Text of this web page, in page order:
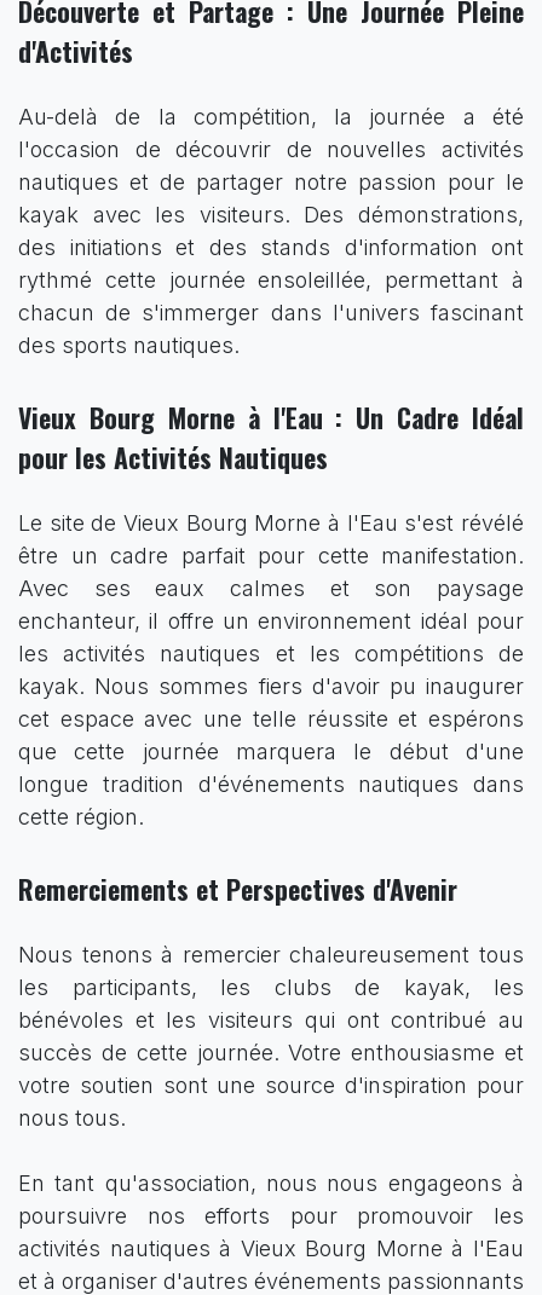
Découverte et Partage : Une Journée Pleine
d'Activités
Au-delà de la compétition, la journée a été
l'occasion de découvrir de nouvelles activités
nautiques et de partager notre passion pour le
kayak avec les visiteurs. Des démonstrations,
des initiations et des stands d'information ont
rythmé cette journée ensoleillée, permettant à
chacun de s'immerger dans l'univers fascinant
des sports nautiques.
Vieux Bourg Morne à l'Eau : Un Cadre Idéal
pour les Activités Nautiques
Le site de Vieux Bourg Morne à l'Eau s'est révélé
être un cadre parfait pour cette manifestation.
Avec ses eaux calmes et son paysage
enchanteur, il offre un environnement idéal pour
les activités nautiques et les compétitions de
kayak. Nous sommes fiers d'avoir pu inaugurer
cet espace avec une telle réussite et espérons
que cette journée marquera le début d'une
longue tradition d'événements nautiques dans
cette région.
Remerciements et Perspectives d'Avenir
Nous tenons à remercier chaleureusement tous
les participants, les clubs de kayak, les
bénévoles et les visiteurs qui ont contribué au
succès de cette journée. Votre enthousiasme et
votre soutien sont une source d'inspiration pour
nous tous.
En tant qu'association, nous nous engageons à
poursuivre nos efforts pour promouvoir les
activités nautiques à Vieux Bourg Morne à l'Eau
et à organiser d'autres événements passionnants